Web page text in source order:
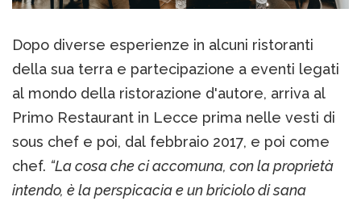
Dopo diverse esperienze in alcuni ristoranti
della sua terra e partecipazione a eventi legati
al mondo della ristorazione d'autore, arriva al
Primo Restaurant in Lecce prima nelle vesti di
sous chef e poi, dal febbraio 2017, e poi come
chef. “La cosa che ci accomuna, con la proprietà
intendo, è la perspicacia e un briciolo di sana